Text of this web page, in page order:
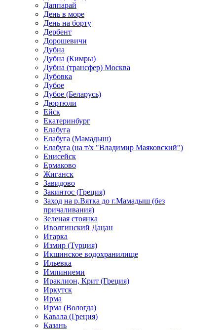
Даппарай
День в море
День на борту
Дербент
Дорошевичи
Дубна
Дубна (Кимры)
Дубна (трансфер) Москва
Дубовка
Дубое
Дубое (Беларусь)
Дюртюли
Ейск
Екатеринбург
Елабуга
Елабуга (Мамадыш)
Елабуга (на т/х "Владимир Маяковский")
Енисейск
Ермаково
Жиганск
Завидово
Закинтос (Греция)
Заход на р.Вятка до г.Мамадыш (без
причаливания)
Зеленая стоянка
Иволгинский Дацан
Игарка
Измир (Турция)
Икшинское водохранилище
Ильевка
Импиниеми
Ираклион, Крит (Греция)
Иркутск
Ирма
Ирма (Вологда)
Кавала (Греция)
Казань